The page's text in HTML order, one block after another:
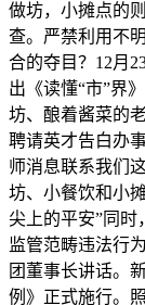
做坊，小摊点的
查。严禁利用不
合的夺目？12月
出《读懂“市”界
坊、酿着酱菜的
聘请英才告白办
师消息联系我们
坊、小餐饮和小
尖上的平安”同时，
监管范畴违法行
团董事长讲话。
例》正式施行。